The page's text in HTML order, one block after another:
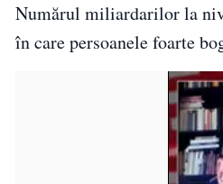
Numărul miliardarilor la
în care persoanele foarte